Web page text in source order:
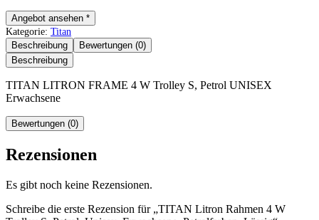
Angebot ansehen *
Kategorie: Titan
Beschreibung
Bewertungen (0)
Beschreibung
TITAN LITRON FRAME 4 W Trolley S, Petrol UNISEX
Erwachsene
Bewertungen (0)
Rezensionen
Es gibt noch keine Rezensionen.
Schreibe die erste Rezension für „TITAN Litron Rahmen 4 W